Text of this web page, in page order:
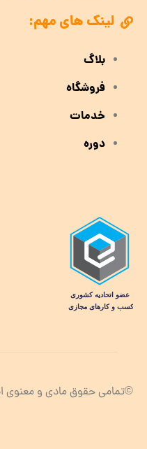
لینک های مهم:
بلاگ
فروشگاه
خدمات
دوره
©تمامی حقوق مادی و